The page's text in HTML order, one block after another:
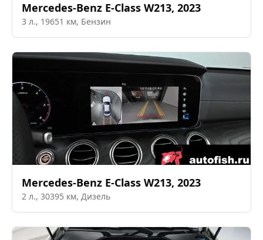
Mercedes-Benz E-Class W213, 2023
3 л., 19651 км, Бензин
Mercedes-Benz E-Class W213, 2023
2 л., 30395 км, Дизель